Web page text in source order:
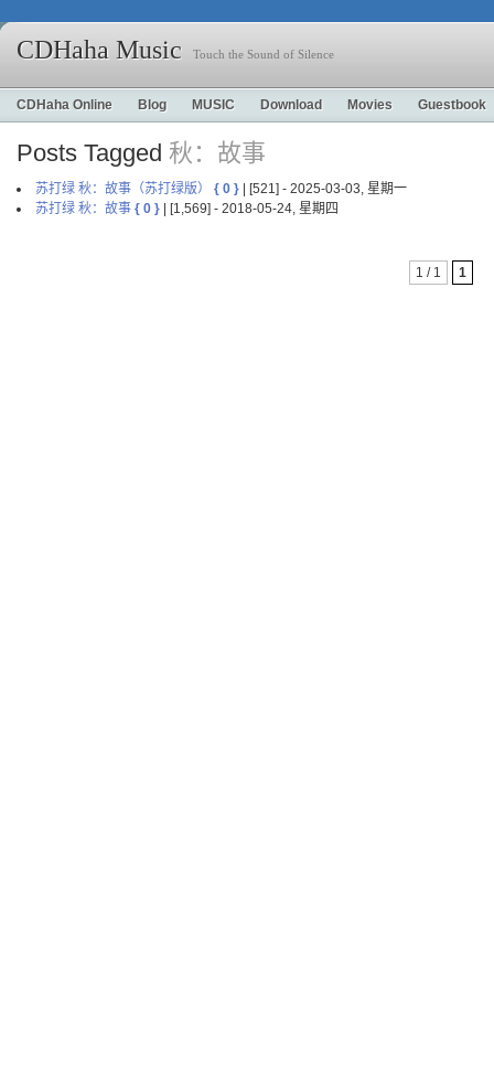
CDHaha Music Touch the Sound of Silence
CDHaha Online Blog MUSIC Download Movies Guestbook
Posts Tagged 秋：故事
苏打绿 秋：故事（苏打绿版） { 0 } | [521] - 2025-03-03, 星期一
苏打绿 秋：故事 { 0 } | [1,569] - 2018-05-24, 星期四
1 / 1 1